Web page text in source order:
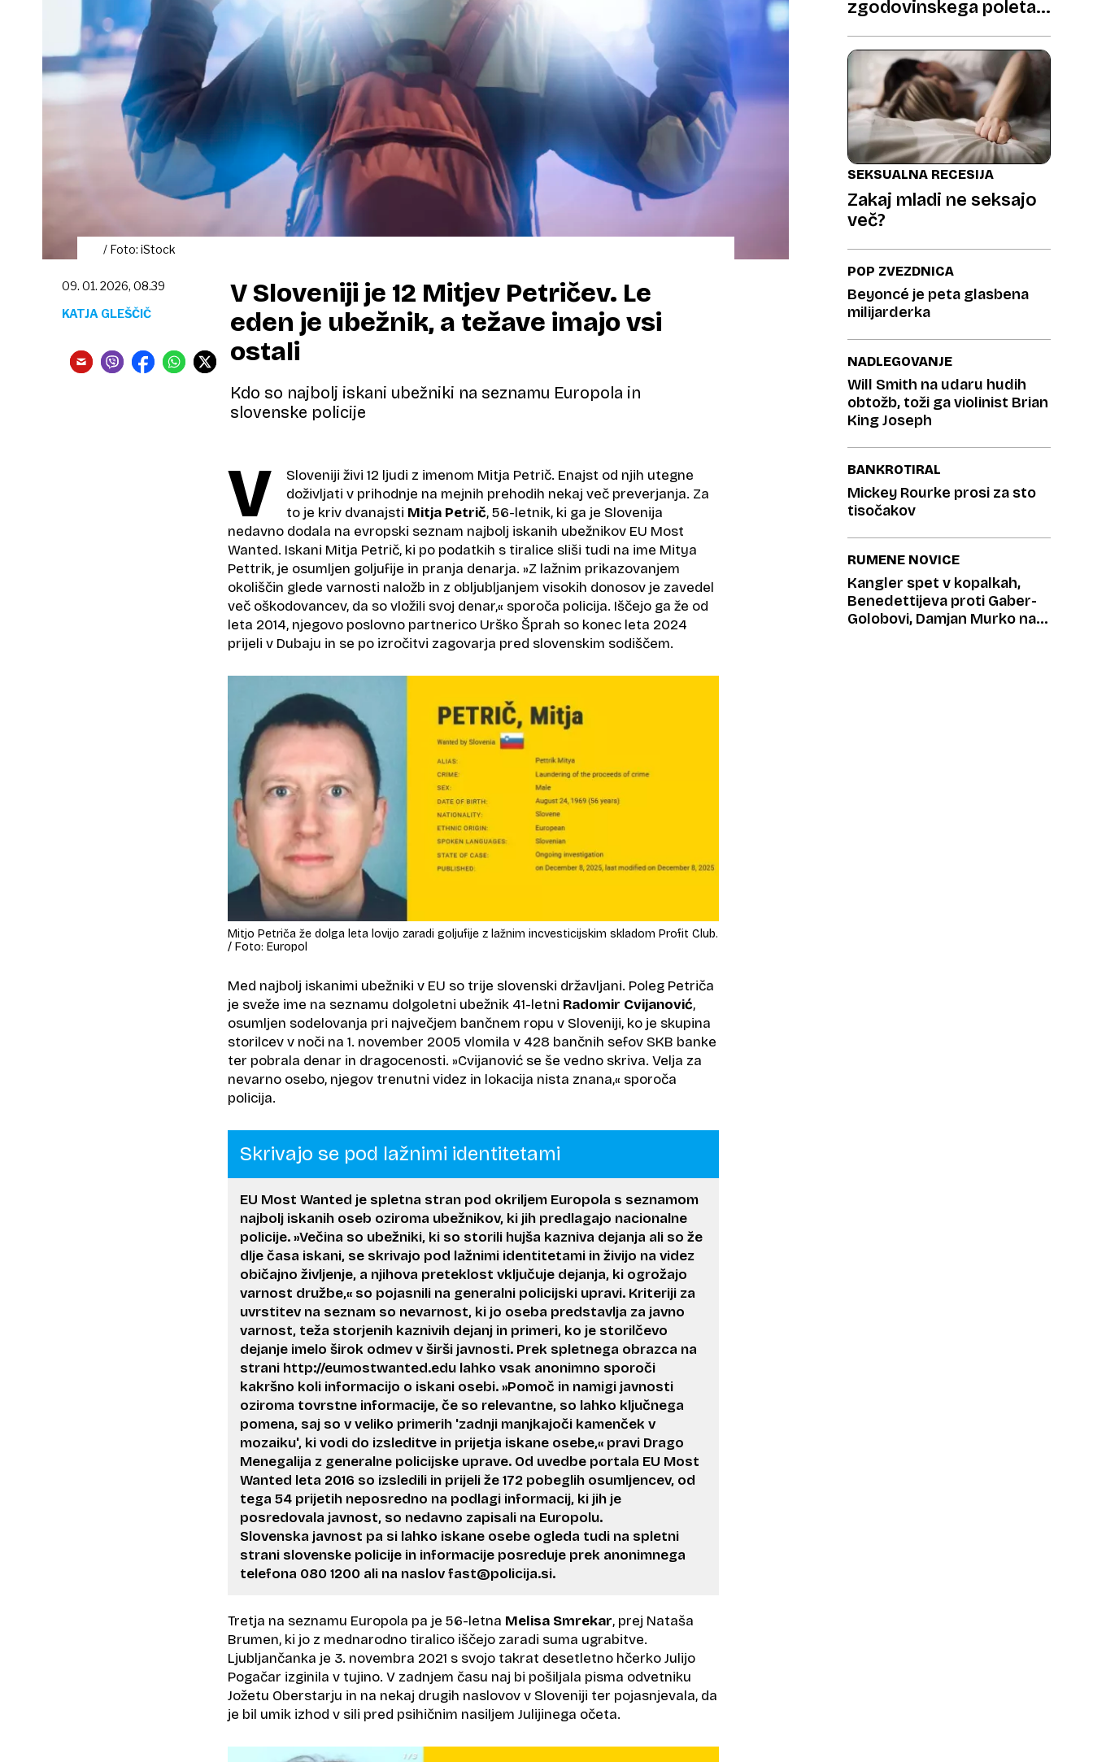
/ Foto: iStock
V Sloveniji je 12 Mitjev Petričev. Le
eden je ubežnik, a težave imajo vsi
ostali
Kdo so najbolj iskani ubežniki na seznamu Europola in
slovenske policije
09. 01. 2026, 08.39
KATJA GLEŠČIČ
V
Sloveniji živi 12 ljudi z imenom Mitja Petrič. Enajst od njih utegne
doživljati v prihodnje na mejnih prehodih nekaj več preverjanja. Za
to je kriv dvanajsti Mitja Petrič, 56-letnik, ki ga je Slovenija
nedavno dodala na evropski seznam najbolj iskanih ubežnikov EU Most
Wanted. Iskani Mitja Petrič, ki po podatkih s tiralice sliši tudi na ime Mitya
Pettrik, je osumljen goljufije in pranja denarja. »Z lažnim prikazovanjem
okoliščin glede varnosti naložb in z obljubljanjem visokih donosov je zavedel
več oškodovancev, da so vložili svoj denar,« sporoča policija. Iščejo ga že od
leta 2014, njegovo poslovno partnerico Urško Šprah so konec leta 2024
prijeli v Dubaju in se po izročitvi zagovarja pred slovenskim sodiščem.
Mitjo Petriča že dolga leta lovijo zaradi goljufije z lažnim incvesticijskim skladom Profit Club.
/ Foto: Europol
Med najbolj iskanimi ubežniki v EU so trije slovenski državljani. Poleg Petriča
je sveže ime na seznamu dolgoletni ubežnik 41-letni Radomir Cvijanović,
osumljen sodelovanja pri največjem bančnem ropu v Sloveniji, ko je skupina
storilcev v noči na 1. november 2005 vlomila v 428 bančnih sefov SKB banke
ter pobrala denar in dragocenosti. »Cvijanović se še vedno skriva. Velja za
nevarno osebo, njegov trenutni videz in lokacija nista znana,« sporoča
policija.
Skrivajo se pod lažnimi identitetami
EU Most Wanted je spletna stran pod okriljem Europola s seznamom
najbolj iskanih oseb oziroma ubežnikov, ki jih predlagajo nacionalne
policije. »Večina so ubežniki, ki so storili hujša kazniva dejanja ali so že
dlje časa iskani, se skrivajo pod lažnimi identitetami in živijo na videz
običajno življenje, a njihova preteklost vključuje dejanja, ki ogrožajo
varnost družbe,« so pojasnili na generalni policijski upravi. Kriteriji za
uvrstitev na seznam so nevarnost, ki jo oseba predstavlja za javno
varnost, teža storjenih kaznivih dejanj in primeri, ko je storilčevo
dejanje imelo širok odmev v širši javnosti. Prek spletnega obrazca na
strani http://eumostwanted.edu lahko vsak anonimno sporoči
kakršno koli informacijo o iskani osebi. »Pomoč in namigi javnosti
oziroma tovrstne informacije, če so relevantne, so lahko ključnega
pomena, saj so v veliko primerih 'zadnji manjkajoči kamenček v
mozaiku', ki vodi do izsleditve in prijetja iskane osebe,« pravi Drago
Menegalija z generalne policijske uprave. Od uvedbe portala EU Most
Wanted leta 2016 so izsledili in prijeli že 172 pobeglih osumljencev, od
tega 54 prijetih neposredno na podlagi informacij, ki jih je
posredovala javnost, so nedavno zapisali na Europolu.
Slovenska javnost pa si lahko iskane osebe ogleda tudi na spletni
strani slovenske policije in informacije posreduje prek anonimnega
telefona 080 1200 ali na naslov fast@policija.si.
Tretja na seznamu Europola pa je 56-letna Melisa Smrekar, prej Nataša
Brumen, ki jo z mednarodno tiralico iščejo zaradi suma ugrabitve.
Ljubljančanka je 3. novembra 2021 s svojo takrat desetletno hčerko Julijo
Pogačar izginila v tujino. V zadnjem času naj bi pošiljala pisma odvetniku
Jožetu Oberstarju in na nekaj drugih naslovov v Sloveniji ter pojasnjevala, da
je bil umik izhod v sili pred psihičnim nasiljem Julijinega očeta.
zgodovinskega poleta v
BMX čudeža
SEKSUALNA RECESIJA
Zakaj mladi ne seksajo
več?
POP ZVEZDNICA
Beyoncé je peta glasbena
milijarderka
NADLEGOVANJE
Will Smith na udaru hudih
obtožb, toži ga violinist Brian
King Joseph
BANKROTIRAL
Mickey Rourke prosi za sto
tisočakov
RUMENE NOVICE
Kangler spet v kopalkah,
Benedettijeva proti Gaber-
Golobovi, Damjan Murko na